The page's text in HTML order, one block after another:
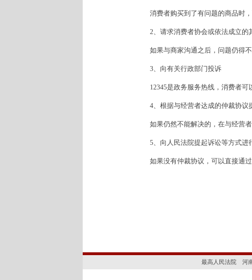
消费者购买到了有问题的商品时
2、请求消费者协会或依法成立的
如果与商家沟通之后，问题仍得
3、向有关行政部门投诉
12345是政务服务热线，消费者
4、根据与经营者达成的仲裁协议
如果仍然不能解决的，在与经营
5、向人民法院提起诉讼等方式进
如果没有仲裁协议，可以直接通
最高人民法院 河